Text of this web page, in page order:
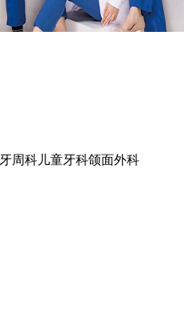
牙周科 儿童牙科颌面外科